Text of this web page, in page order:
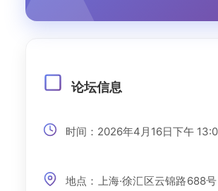
论坛信息
时间：2026年4月16日下午
地点：上海·徐汇区云锦路688